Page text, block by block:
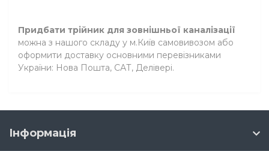
Придбати трійник для зовнішньої каналізації
можна з нашого складу у м.Київ самовивозом або
оформити доставку основними перевізниками
України: Нова Пошта, САТ, Делівері.
Інформація